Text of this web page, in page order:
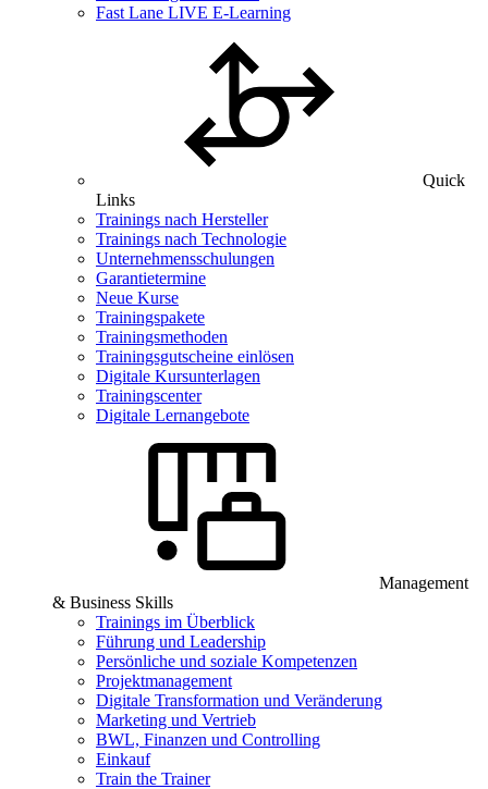
Fast Lane LIVE E-Learning
Quick
Links
Trainings nach Hersteller
Trainings nach Technologie
Unternehmensschulungen
Garantietermine
Neue Kurse
Trainingspakete
Trainingsmethoden
Trainingsgutscheine einlösen
Digitale Kursunterlagen
Trainingscenter
Digitale Lernangebote
Management
& Business Skills
Trainings im Überblick
Führung und Leadership
Persönliche und soziale Kompetenzen
Projektmanagement
Digitale Transformation und Veränderung
Marketing und Vertrieb
BWL, Finanzen und Controlling
Einkauf
Train the Trainer